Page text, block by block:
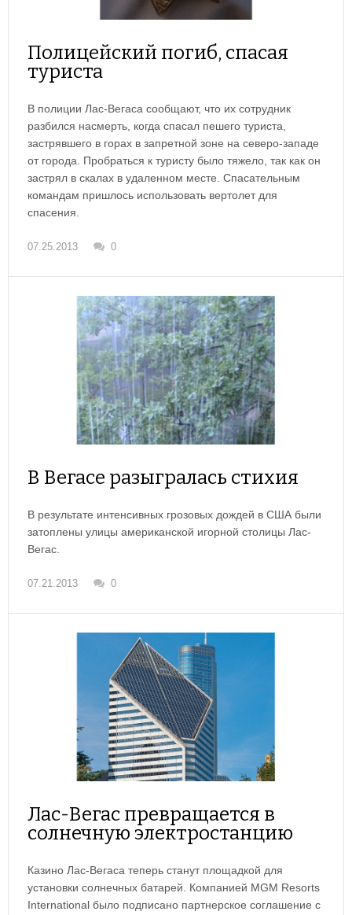
Полицейский погиб, спасая
туриста
В полиции Лас-Вегаса сообщают, что их сотрудник
разбился насмерть, когда спасал пешего туриста,
застрявшего в горах в запретной зоне на северо-западе
от города. Пробраться к туристу было тяжело, так как он
застрял в скалах в удаленном месте. Спасательным
командам пришлось использовать вертолет для
спасения.
07.25.2013 0
В Вегасе разыгралась стихия
В результате интенсивных грозовых дождей в США были
затоплены улицы американской игорной столицы Лас-
Вегас.
07.21.2013 0
Лас-Вегас превращается в
солнечную электростанцию
Казино Лас-Вегаса теперь станут площадкой для
установки солнечных батарей. Компанией MGM Resorts
International было подписано партнерское соглашение с